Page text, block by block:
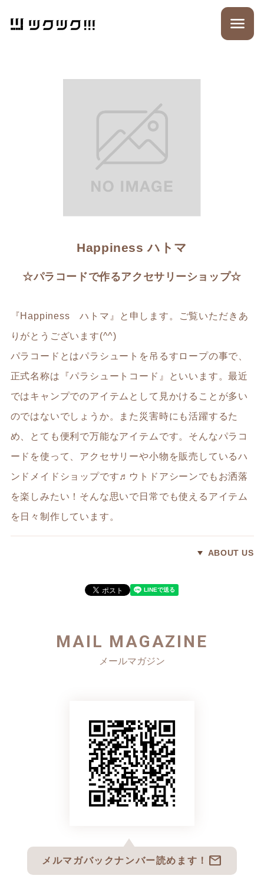
Happiness ハトマ
☆パラコードで作るアクセサリーショップ☆
『Happiness ハトマ』と申します。ご覧いただきあ
りがとうございます(^^)
パラコードとはパラシュートを吊るすロープの事で、
正式名称は『パラシュートコード』といいます。最近
ではキャンプでのアイテムとして見かけることが多い
のではないでしょうか。また災害時にも活躍するた
め、とても便利で万能なアイテムです。そんなパラコ
ードを使って、アクセサリーや小物を販売しているハ
ンドメイドショップです♬ウトドアシーンでもお洒落
を楽しみたい！そんな思いで日常でも使えるアイテム
を日々制作しています。
ABOUT US
MAIL MAGAZINE
メルマガバックナンバー読めます！ mail